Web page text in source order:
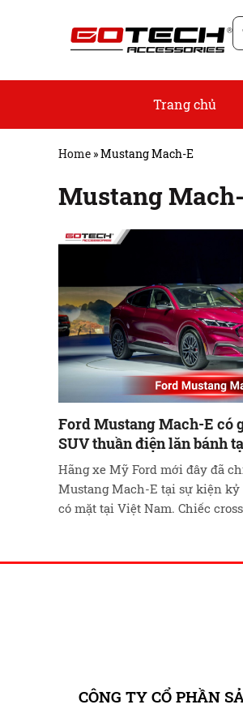
Trang chủ
Home »Mustang Mach-E
Mustang
Ford Mustang Mach-E có
SUV thuần điện lăn bánh
Hãng xe Mỹ Ford mới đây đã
Mustang Mach-E tại sự kiện
có mặt tại Việt Nam. Chiếc
Mach-E Được …Đọc tiếp
CÔNG TY CỔ PHẦN